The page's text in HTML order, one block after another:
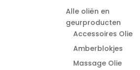
Alle oliën en
geurproducten
Accessoires Olie
Amberblokjes
Massage Olie